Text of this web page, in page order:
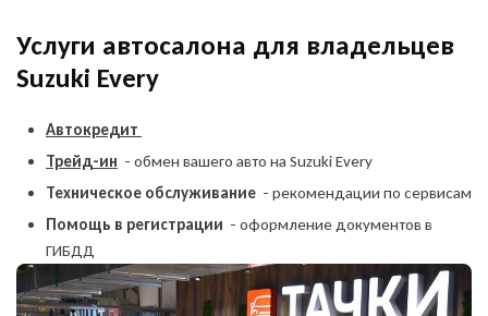
Услуги автосалона для владельцев
Suzuki Every
Автокредит
Трейд-ин - обмен вашего авто на Suzuki Every
Техническое обслуживание - рекомендации по сервисам
Помощь в регистрации - оформление документов в
ГИБДД